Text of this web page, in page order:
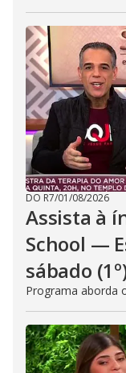
DO R7/01/08/2026
Assista à
School —
sábado
Programa aborda